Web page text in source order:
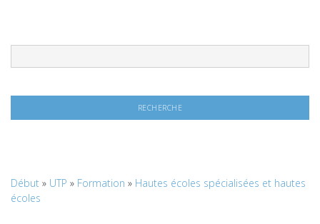
Début » UTP » Formation » Hautes écoles spécialisées et hautes
écoles